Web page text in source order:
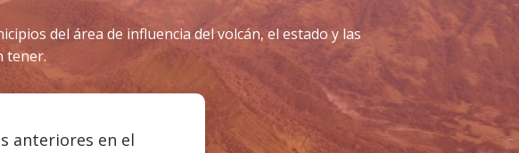
del área de influencia del volcán, el estado y las
tener.
anteriores en el